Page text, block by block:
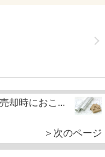
却時におこ...
＞次のページ